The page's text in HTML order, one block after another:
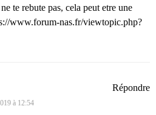
te rebute pas, cela peut etre une
www.forum-nas.fr/viewtopic.php?
à 12:54
Répondre